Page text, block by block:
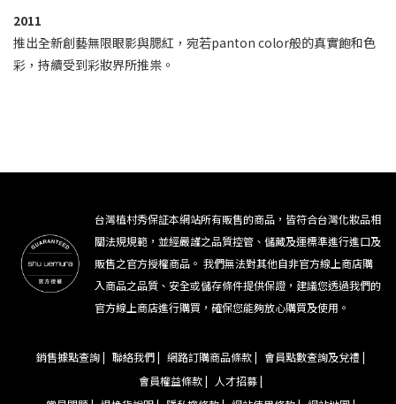
2011
推出全新創藝無限眼影與腮紅，宛若panton color般的真實飽和色
彩，持續受到彩妝界所推祟。
台灣植村秀保証本網站所有販售的商品，皆符合台灣化妝品相
關法規規範，並經嚴謹之品質控管、儲藏及運標準進行進口及
販售之官方授權商品。 我們無法對其他自非官方線上商店購
入商品之品質、安全或儲存條件提供保證，建議您透過我們的
官方線上商店進行購買，確保您能夠放心購買及使用。
銷售據點查詢 | 聯絡我們 | 網路訂購商品條款 | 會員點數查詢及兌禮 |
會員權益條款 |
人才招募 |